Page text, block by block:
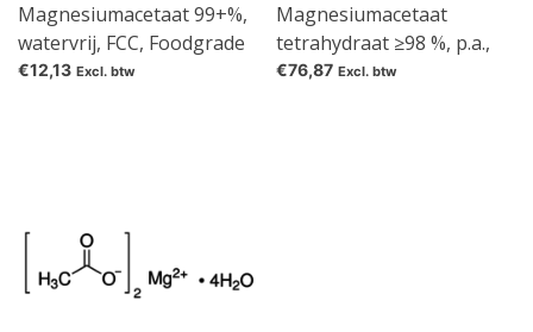
Magnesiumacetaat 99+%,
watervrij, FCC, Foodgrade
€12,13 Excl. btw
Magnesiumacetaat
tetrahydraat ≥98 %, p.a.,
ACS
€76,87 Excl. btw